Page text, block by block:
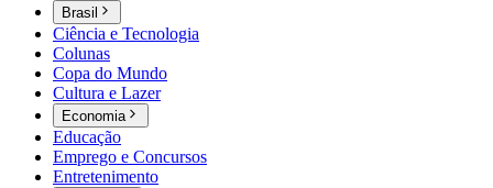
Brasil
Ciência e Tecnologia
Colunas
Copa do Mundo
Cultura e Lazer
Economia
Educação
Emprego e Concursos
Entretenimento